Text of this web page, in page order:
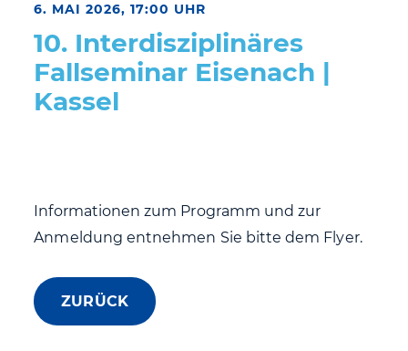
6. MAI 2026, 17:00 UHR
10. Interdisziplinäres
Fallseminar Eisenach |
Kassel
Informationen zum Programm und zur
Anmeldung entnehmen Sie bitte dem Flyer.
ZURÜCK